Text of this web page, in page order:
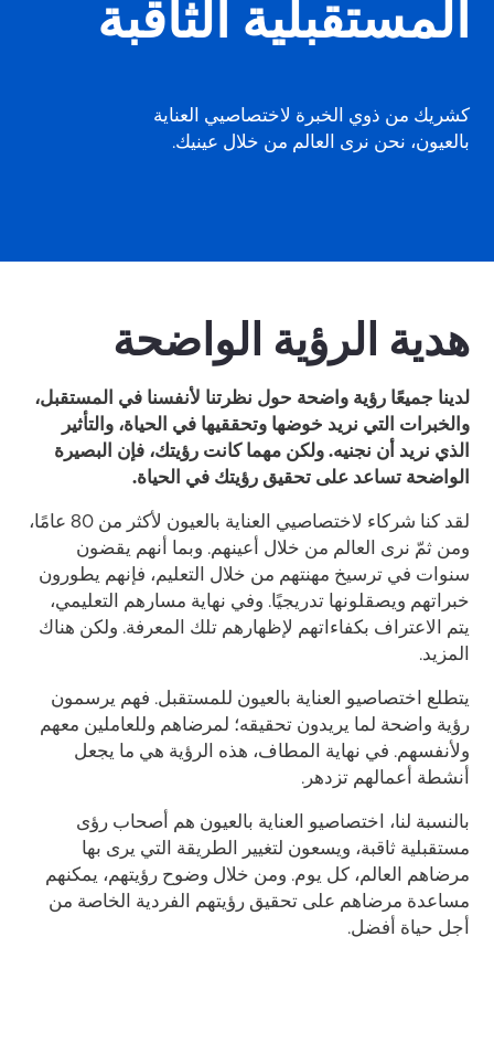
كشريك من ذوي الخبرة لاختصاصيي العناية
بالعيون، نحن نرى العالم من خلال عينيك.
المستقبلية الثاقبة
هدية الرؤية الواضحة
لدينا جميعًا رؤية واضحة حول نظرتنا لأنفسنا في المستقبل،
والخبرات التي نريد خوضها وتحققيها في الحياة، والتأثير
الذي نريد أن نجنيه. ولكن مهما كانت رؤيتك، فإن البصيرة
الواضحة تساعد على تحقيق رؤيتك في الحياة.
لقد كنا شركاء لاختصاصيي العناية بالعيون لأكثر من 80 عامًا،
ومن ثمّ نرى العالم من خلال أعينهم. وبما أنهم يقضون
سنوات في ترسيخ مهنتهم من خلال التعليم، فإنهم يطورون
خبراتهم ويصقلونها تدريجيًا. وفي نهاية مسارهم التعليمي،
يتم الاعتراف بكفاءاتهم لإظهارهم تلك المعرفة. ولكن هناك
المزيد.
يتطلع اختصاصيو العناية بالعيون للمستقبل. فهم يرسمون
رؤية واضحة لما يريدون تحقيقه؛ لمرضاهم وللعاملين معهم
ولأنفسهم. في نهاية المطاف، هذه الرؤية هي ما يجعل
أنشطة أعمالهم تزدهر.
بالنسبة لنا، اختصاصيو العناية بالعيون هم أصحاب رؤى
مستقبلية ثاقبة، ويسعون لتغيير الطريقة التي يرى بها
مرضاهم العالم، كل يوم. ومن خلال وضوح رؤيتهم، يمكنهم
مساعدة مرضاهم على تحقيق رؤيتهم الفردية الخاصة من
أجل حياة أفضل.